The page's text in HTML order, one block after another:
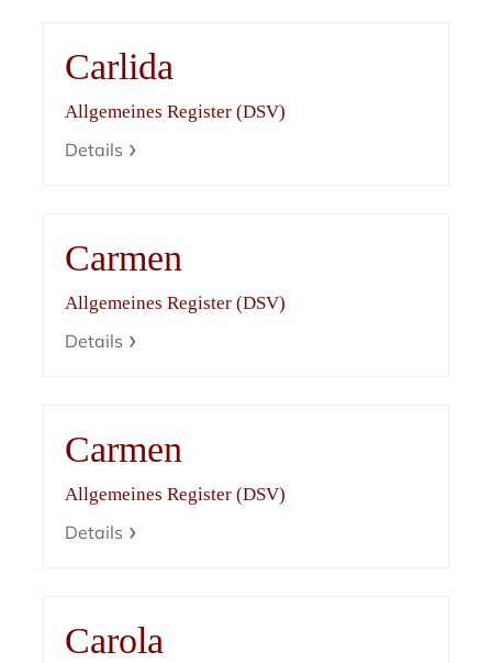
Carlida
Allgemeines Register (DSV)
Details
Carmen
Allgemeines Register (DSV)
Details
Carmen
Allgemeines Register (DSV)
Details
Carola